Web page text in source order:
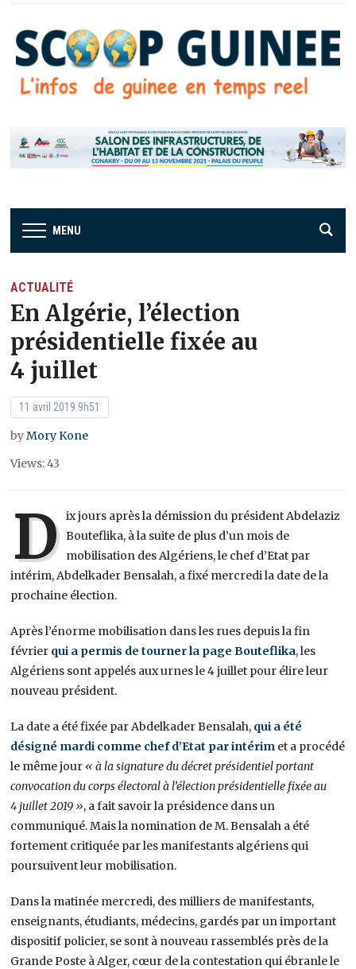
MENU
ACTUALITÉ
En Algérie, l’élection
présidentielle fixée au
4 juillet
11 avril 2019 9h51
byMory Kone
Views: 43
D ix jours après la démission du président Abdelaziz
Bouteflika, à la suite de plus d’un mois de
mobilisation des Algériens, le chef d’Etat par
intérim, Abdelkader Bensalah, a fixé mercredi la date de la
prochaine élection.
Après l’énorme mobilisation dans les rues depuis la fin
février qui a permis de tourner la page Bouteflika, les
Algériens sont appelés aux urnes le 4 juillet pour élire leur
nouveau président.
La date a été fixée par Abdelkader Bensalah, qui a été
désigné mardi comme chef d’Etat par intérim et a procédé
le même jour « à la signature du décret présidentiel portant
convocation du corps électoral à l’élection présidentielle fixée au
4 juillet 2019 », a fait savoir la présidence dans un
communiqué. Mais la nomination de M. Bensalah a été
fortement critiquée par les manifestants algériens qui
poursuivent leur mobilisation.
Dans la matinée mercredi, des milliers de manifestants,
enseignants, étudiants, médecins, gardés par un important
dispositif policier, se sont à nouveau rassemblés près de la
Grande Poste à Alger, cœur de la contestation qui ébranle le